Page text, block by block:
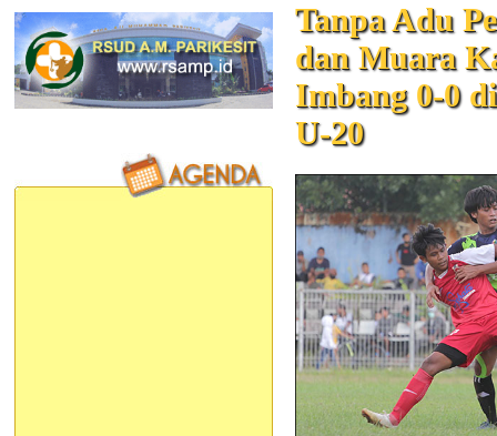
Tanpa Adu
dan Muara
Imbang 0-0
U-20